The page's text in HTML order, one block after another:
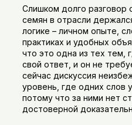
Слишком долго разговор
семян в отрасли
логике – личном опыте,
практиках и удобных
что это одна из тех тем,
свой ответ, и он не
сейчас дискуссия
уровень, где одних слов
потому что за ними нет
достоверной